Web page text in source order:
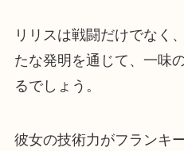
リリスは戦闘だけでなく
たな発明を通じて、一味
るでしょう。
彼女の技術力がフランキ